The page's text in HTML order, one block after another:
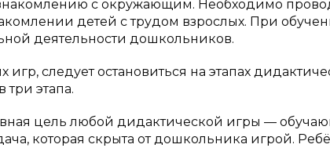
с окружающим. Необходимо
детей с трудом взрослых. При
деятельности дошкольников.
следует остановиться на этапах
три этапа.
цель любой дидактической игры —
которая скрыта от дошкольника игрой.